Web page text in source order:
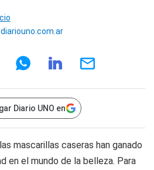
Diario UNO en
mascarillas caseras han ganado
en el mundo de la belleza. Para